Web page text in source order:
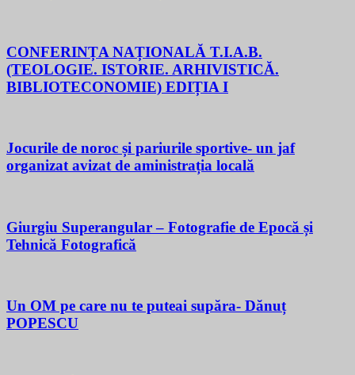
CONFERINȚA NAȚIONALĂ T.I.A.B.
(TEOLOGIE. ISTORIE. ARHIVISTICĂ.
BIBLIOTECONOMIE) EDIȚIA I
Jocurile de noroc și pariurile sportive- un jaf
organizat avizat de aministrația locală
Giurgiu Superangular – Fotografie de Epocă și
Tehnică Fotografică
Un OM pe care nu te puteai supăra- Dănuț
POPESCU